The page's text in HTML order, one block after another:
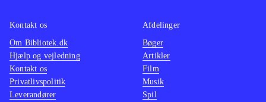
Kontakt os
Om Bibliotek.dk
Hjælp og vejledning
Kontakt os
Privatlivspolitik
Leverandører
Afdelinger
Bøger
Artikler
Film
Musik
Spil